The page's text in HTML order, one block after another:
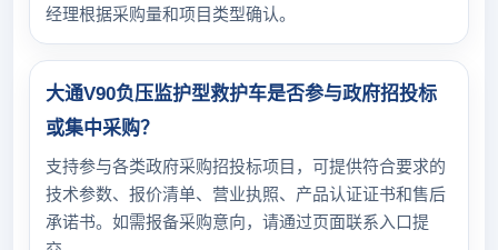
经理根据采购量和项目类型确认。
大通V90负压监护型救护车是否参与政府招投标
或集中采购？
支持参与各类政府采购招投标项目，可提供符合要求的
技术参数、报价清单、营业执照、产品认证证书和售后
承诺书。如需报备采购意向，请通过页面联系入口提